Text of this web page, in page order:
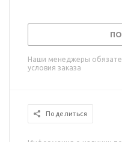
Наши менеджеры
условия заказа
Поделиться